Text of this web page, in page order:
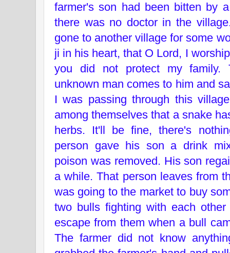
farmer's son had been bitten by
there was no doctor in the
gone to another village for some
ji in his heart, that O Lord, I
you did not protect my family.
unknown man comes to him and
I was passing through this
among themselves that a snake
herbs. It'll be fine, there's
person gave his son a drink
poison was removed. His son
a while. That person leaves from
was going to the market to buy
two bulls fighting with each
escape from them when a bull
The farmer did not know